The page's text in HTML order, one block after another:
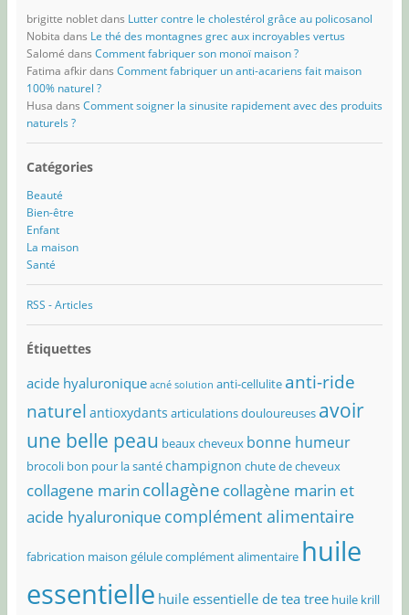
brigitte nobletdans Lutter contre le cholestérol grâce au policosanol
Nobita dans Le thé des montagnes grec aux incroyables vertus
Salomé dans Comment fabriquer son monoï maison ?
Fatima afkirdans Comment fabriquer un anti-acariens fait maison
100% naturel ?
Husa dans Comment soigner la sinusite rapidement avec des produits
naturels ?
Catégories
Beauté
Bien-être
Enfant
La maison
Santé
RSS - Articles
Étiquettes
acide hyaluronique acné solution anti-cellulite anti-ride
naturel antioxydants articulations douloureuses avoir
une belle peau beaux cheveux bonne humeur
brocoli bon pour la santé champignon chute de cheveux
collagene marin collagène collagène marin et
acide hyaluronique complément alimentaire
fabrication maison gélule complément alimentaire huile
essentielle huile essentielle de tea tree huile krill